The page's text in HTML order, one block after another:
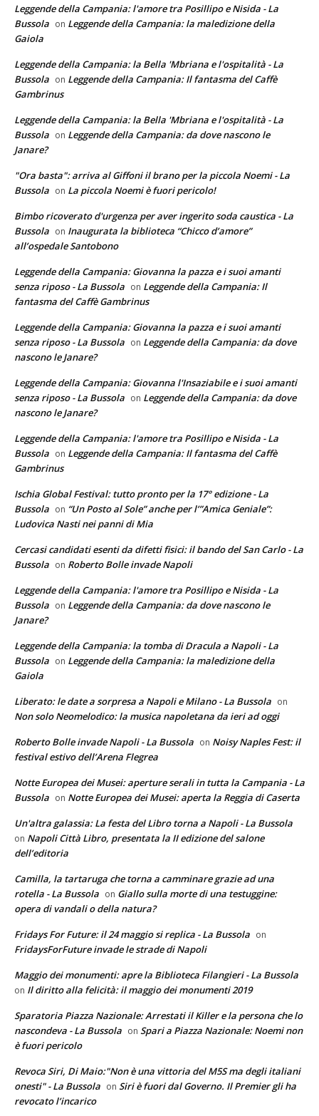
Leggende della Campania: l'amore tra Posillipo e Nisida - La
Bussola on Leggende della Campania: la maledizione della
Gaiola
Leggende della Campania: la Bella 'Mbriana e l'ospitalità - La
Bussola on Leggende della Campania: Il fantasma del Caffè
Gambrinus
Leggende della Campania: la Bella 'Mbriana e l'ospitalità - La
Bussola on Leggende della Campania: da dove nascono le
Janare?
"Ora basta": arriva al Giffoni il brano per la piccola Noemi - La
Bussola on La piccola Noemi è fuori pericolo!
Bimbo ricoverato d'urgenza per aver ingerito soda caustica - La
Bussola on Inaugurata la biblioteca “Chicco d’amore”
all’ospedale Santobono
Leggende della Campania: Giovanna la pazza e i suoi amanti
senza riposo - La Bussola on Leggende della Campania: Il
fantasma del Caffè Gambrinus
Leggende della Campania: Giovanna la pazza e i suoi amanti
senza riposo - La Bussola on Leggende della Campania: da dove
nascono le Janare?
Leggende della Campania: Giovanna l'Insaziabile e i suoi amanti
senza riposo - La Bussola on Leggende della Campania: da dove
nascono le Janare?
Leggende della Campania: l'amore tra Posillipo e Nisida - La
Bussola on Leggende della Campania: Il fantasma del Caffè
Gambrinus
Ischia Global Festival: tutto pronto per la 17° edizione - La
Bussola on “Un Posto al Sole” anche per l’”Amica Geniale”:
Ludovica Nasti nei panni di Mia
Cercasi candidati esenti da difetti fisici: il bando del San Carlo - La
Bussola on Roberto Bolle invade Napoli
Leggende della Campania: l'amore tra Posillipo e Nisida - La
Bussola on Leggende della Campania: da dove nascono le
Janare?
Leggende della Campania: la tomba di Dracula a Napoli - La
Bussola on Leggende della Campania: la maledizione della
Gaiola
Liberato: le date a sorpresa a Napoli e Milano - La Bussola on
Non solo Neomelodico: la musica napoletana da ieri ad oggi
Roberto Bolle invade Napoli - La Bussola on Noisy Naples Fest: il
festival estivo dell’Arena Flegrea
Notte Europea dei Musei: aperture serali in tutta la Campania - La
Bussola on Notte Europea dei Musei: aperta la Reggia di Caserta
Un'altra galassia: La festa del Libro torna a Napoli - La Bussola
on Napoli Città Libro, presentata la II edizione del salone
dell’editoria
Camilla, la tartaruga che torna a camminare grazie ad una
rotella - La Bussola on Giallo sulla morte di una testuggine:
opera di vandali o della natura?
Fridays For Future: il 24 maggio si replica - La Bussola on
FridaysForFuture invade le strade di Napoli
Maggio dei monumenti: apre la Biblioteca Filangieri - La Bussola
on Il diritto alla felicità: il maggio dei monumenti 2019
Sparatoria Piazza Nazionale: Arrestati il Killer e la persona che lo
nascondeva - La Bussola on Spari a Piazza Nazionale: Noemi non
è fuori pericolo
Revoca Siri, Di Maio:"Non è una vittoria del M5S ma degli italiani
onesti" - La Bussola on Siri è fuori dal Governo. Il Premier gli ha
revocato l’incarico